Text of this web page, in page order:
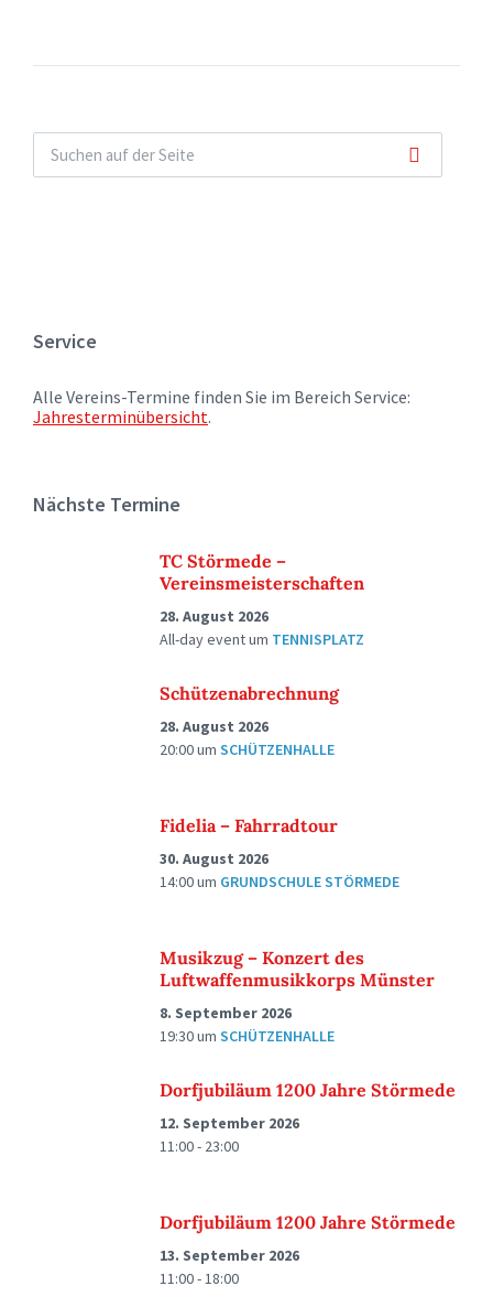
Service
Alle Vereins-Termine finden Sie im Bereich Service:
Jahresterminübersicht.
Nächste Termine
TC Störmede –
Vereinsmeisterschaften
28. August 2026
All-day eventum TENNISPLATZ
Schützenabrechnung
28. August 2026
20:00um SCHÜTZENHALLE
Fidelia – Fahrradtour
30. August 2026
14:00um GRUNDSCHULE STÖRMEDE
Musikzug – Konzert des
Luftwaffenmusikkorps Münster
8. September 2026
19:30um SCHÜTZENHALLE
Dorfjubiläum 1200 Jahre Störmede
12. September 2026
11:00 - 23:00
Dorfjubiläum 1200 Jahre Störmede
13. September 2026
11:00 - 18:00